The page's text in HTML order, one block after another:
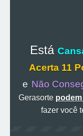
Está
Acerta 11
e Não
Gerasorte
fazer você